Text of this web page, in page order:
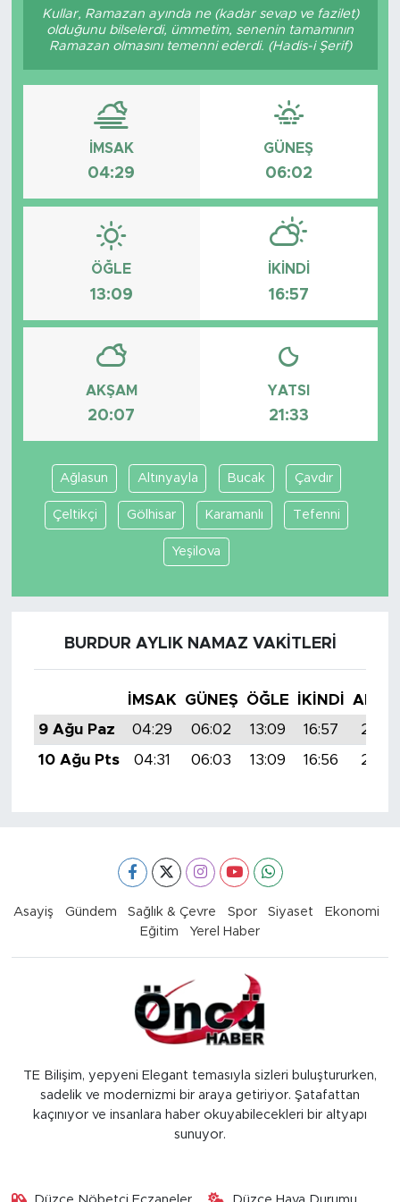
Kullar, Ramazan ayında ne (kadar sevap ve fazilet)
olduğunu bilselerdi, ümmetim, senenin tamamının
Ramazan olmasını temenni ederdi. (Hadis-i Şerif)
İMSAK
04:29
GÜNEŞ
06:02
ÖĞLE
13:09
İKINDI
16:57
AKŞAM
20:07
YATSI
21:33
Ağlasun Altınyayla Bucak Çavdır
Çeltikçi Gölhisar Karamanlı Tefenni
Yeşilova
BURDUR AYLIK NAMAZ VAKITLERI
İMSAK GÜNEŞ ÖĞLE İKINDI
9 Ağu Paz
04:29 06:02 13:09 16:57
20:07
10 Ağu Pts
04:31 06:03 13:09 16:56 20:06
Asayiş Gündem Sağlık & Çevre Spor Siyaset
Ekonomi
Eğitim
Yerel Haber
TE Bilişim, yepyeni Elegant temasıyla sizleri buluştururken,
sadelik ve modernizmi bir araya getiriyor. Şatafattan
kaçınıyor ve insanlara haber okuyabilecekleri bir altyapı
sunuyor.